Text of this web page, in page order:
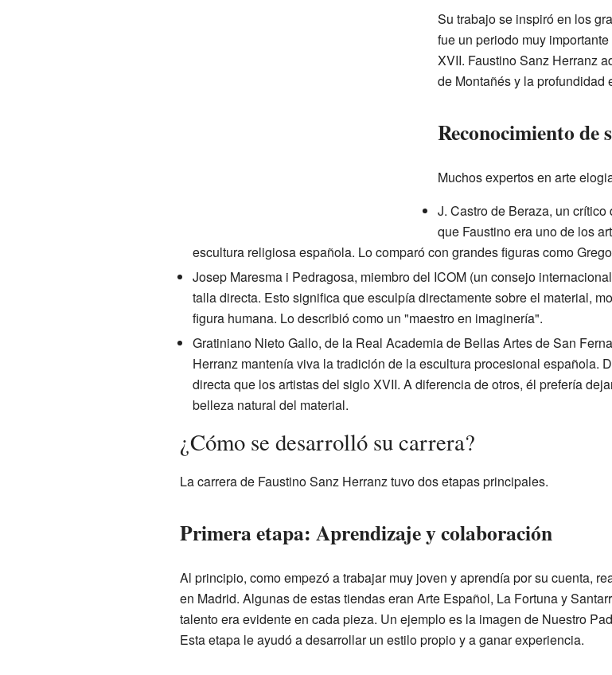
Su trabajo se inspiró en los
fue un periodo muy
XVII. Faustino Sanz Herranz
de Montañés y la profundidad
Reconocimiento de
Muchos expertos en arte
J. Castro de Beraza, un
que Faustino era uno de los
escultura religiosa española. Lo comparó con grandes figuras como
Josep Maresma i Pedragosa, miembro del ICOM (un consejo
talla directa. Esto significa que esculpía directamente sobre el material,
figura humana. Lo describió como un "maestro en imaginería".
Gratiniano Nieto Gallo, de la Real Academia de Bellas Artes de San
Herranz mantenía viva la tradición de la escultura procesional española.
directa que los artistas del siglo XVII. A diferencia de otros, él prefería
belleza natural del material.
¿Cómo se desarrolló su carrera?
La carrera de Faustino Sanz Herranz tuvo dos etapas principales.
Primera etapa: Aprendizaje y colaboración
Al principio, como empezó a trabajar muy joven y aprendía por su cuenta,
en Madrid. Algunas de estas tiendas eran Arte Español, La Fortuna y
talento era evidente en cada pieza. Un ejemplo es la imagen de Nuestro
Esta etapa le ayudó a desarrollar un estilo propio y a ganar experiencia.